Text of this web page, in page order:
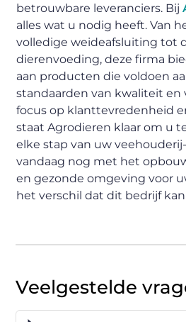
betrouwbare leveranciers. Bij
alles wat u nodig heeft. Van
volledige weideafsluiting tot
dierenvoeding, deze firma
aan producten die voldoen
standaarden van kwaliteit en
focus op klanttevredenheid
staat Agrodieren klaar om u
elke stap van uw
vandaag nog met het
en gezonde omgeving voor
het verschil dat dit bedrijf
Veelgestelde